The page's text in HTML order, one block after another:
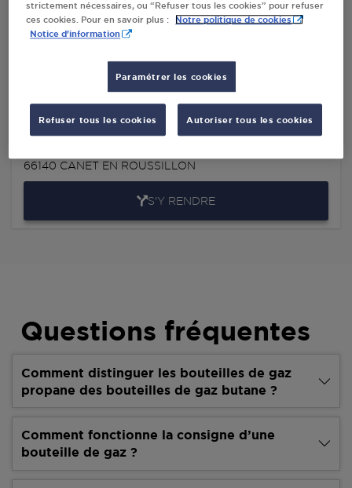
Q. DU GOLFE DU LION/C.D.617
CENTRE COMMERCIAL ALIZES
66140CANET EN ROUSSILLON
S'Y RENDRE
MAIN VERTE KIRIEL CANET EN ROUSSILLON
66140 CANET EN ROUSSILLON
S'Y RENDRE
Questions fréquentes
Comment distinguer les bouteilles de gaz
propane des bouteilles de gaz butane ?
Comment fonctionne la consigne d’une
bouteille de gaz ?
strictement nécessaires, ou “Refuser tous les cookies” pour refuser
ces cookies. Pour en savoir plus :
Notre politique de cookies
Notice d'information
Paramétrer les cookies
Refuser tous les cookies Autoriser tous les cookies